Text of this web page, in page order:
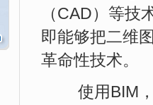
（CAD）等技
即能够把二维
革命性技术。
使用BIM